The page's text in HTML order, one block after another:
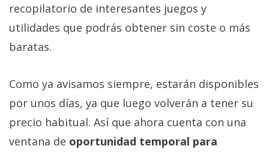
recopilatorio de interesantes juegos y
utilidades que podrás obtener sin coste o más
baratas.
Como ya avisamos siempre, estarán disponibles
por unos días, ya que luego volverán a tener su
precio habitual. Así que ahora cuenta con una
ventana de oportunidad temporal para